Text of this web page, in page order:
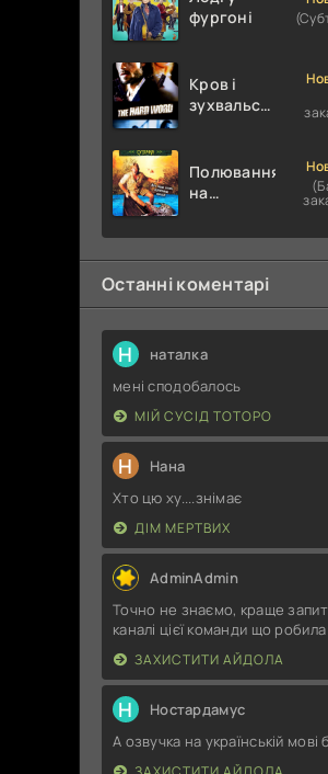
фургоні
Кров і
зухвальство
Полювання
на
Сутичка
Останні коментарі
Н наталка
мені сподобалось
МІЙ СУСІД ТОТОРО
Н Нана
Хто цю ху....знімає
ДІМ МЕРТВИХ
AdminAdmin
Точно не знаємо, краще
каналі цієї команди що
ЗАХИСТИТИ АЙДОЛА
Н Ностардамус
А озвучка на українській мові